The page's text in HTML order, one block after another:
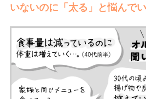
いないのに「太る」と悩んでい